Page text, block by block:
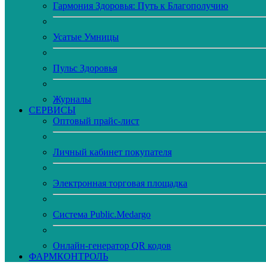
Гармония Здоровья: Путь к Благополучию
Усатые Умницы
Пульс Здоровья
Журналы
CЕРВИСЫ
Оптовый прайс-лист
Личный кабинет покупателя
Электронная торговая площадка
Система Public.Medargo
Онлайн-генератор QR кодов
ФАРМКОНТРОЛЬ